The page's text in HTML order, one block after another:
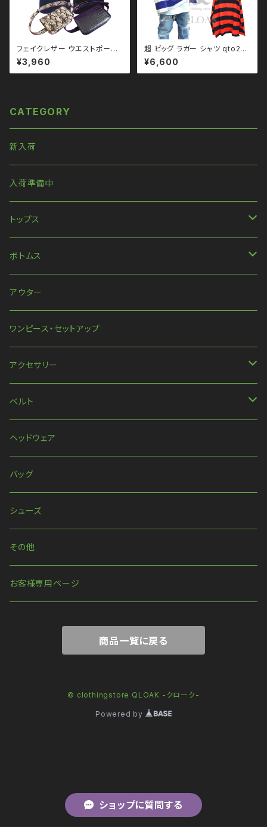
ショップに質問する
フェイクレザー ウエストポーチ
バッグ パイソン クロコダイル q
ba210001 ユニセックス モノ
トーン ブラックコーデ 黒コーデ
¥3,960
超 ビッグ ラガー シャツ qto210
001 大きいサイズ ユニセック
ス ビッグシルエット オーバーサ
イズ ドロップショルダー パンク
¥6,600
CATEGORY
新入荷
入荷準備中
トップス
長袖
ハンパ丈袖
半袖
ほか
ボトムス
パンツ
スカート
アウター
ワンピース・セットアップ
アクセサリー
ネックレス
ピアス・イヤリング
リング
ベルト
ベルト
ハーネス
ウォレットチェーン
ヘッドウェア
バッグ
シューズ
その他
お客様専用ページ
商品一覧に戻る
© clothingstore QLOAK -クローク-
Powered by